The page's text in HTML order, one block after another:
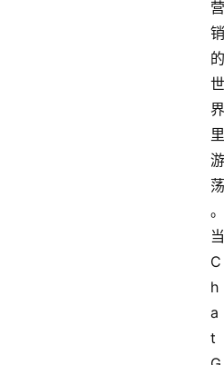
营
销
的
世
界
里
游
荡
。
当
C
h
a
t